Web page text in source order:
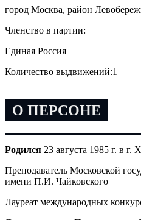
город Москва, район
Членство в партии:
Единая Россия
Количество выдвижений:1
О ПЕРСОНЕ
Родился 23 августа 1985 г. в г.
Преподаватель Московской
имени П.И. Чайковского
Лауреат международных